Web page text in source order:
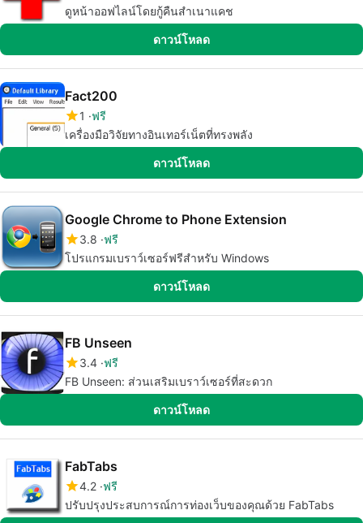
ดูหน้าออฟไลน์โดยกู้คืนสำเนาแคช
ดาวน์โหลด
Fact200
1
ฟรี
เครื่องมือวิจัยทางอินเทอร์เน็ตที่ทรงพลัง
ดาวน์โหลด
Google Chrome to Phone Extension
3.8 ฟรี
โปรแกรมเบราว์เซอร์ฟรีสำหรับ Windows
ดาวน์โหลด
FB Unseen
3.4 ฟรี
FB Unseen: ส่วนเสริมเบราว์เซอร์ที่สะดวก
ดาวน์โหลด
FabTabs
4.2 ฟรี
ปรับปรุงประสบการณ์การท่องเว็บของคุณด้วย FabTabs